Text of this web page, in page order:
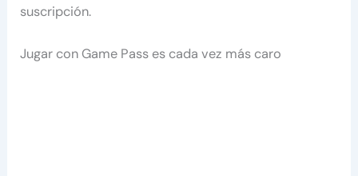
suscripción.
Jugar con Game Pass es cada vez más caro